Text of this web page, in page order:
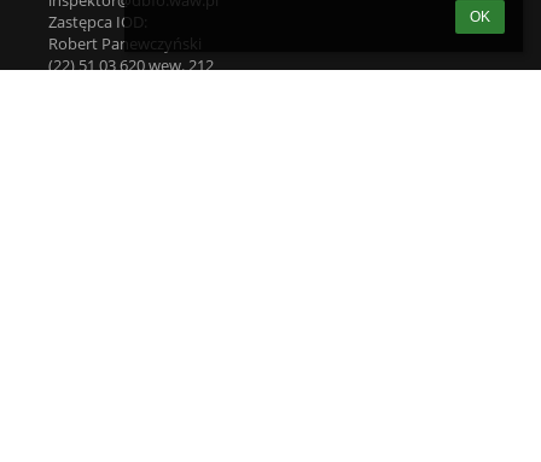
OK
Zastępca IOD:
Robert Panewczyński
(22) 51 03 620 wew. 212